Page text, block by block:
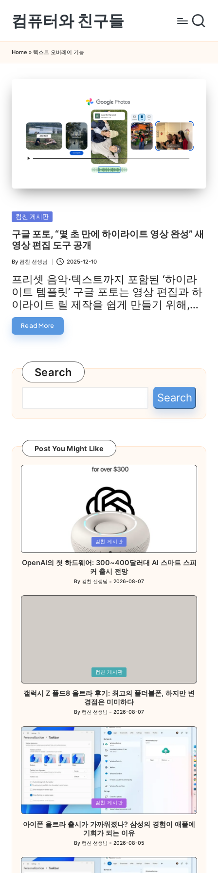
Skip
content
컴퓨터와 친구들
퓨
터
우
곳
Home » 텍스트 오버레이 기능
Posted
in
컴친 게시판
구글 포토, “몇 초 만에 하이라이트 영상 완성” 새
영상 편집 도구 공개
Posted
by
By 컴친 선생님 2025-12-10
프리셋 음악·텍스트까지 포함된 ‘하이라
이트 템플릿’ 구글 포토는 영상 편집과 하
이라이트 릴 제작을 쉽게 만들기 위해,…
Read More
Search
Search
Post You Might Like
in
컴친 게시판
OpenAI의 첫 하드웨어: 300~400달러대 AI 스마트 스피
커 출시 전망
Posted
By 컴친 선생님 2026-08-07
in
컴친 게시판
갤럭시 Z 폴드8 울트라 후기: 최고의 폴더블폰, 하지만 변
경점은 미미하다
Posted
By 컴친 선생님 2026-08-07
Posted
in
컴친 게시판
아이폰 울트라 출시가 가까워졌나? 삼성의 경험이 애플에
기회가 되는 이유
Posted
By 컴친 선생님 2026-08-05